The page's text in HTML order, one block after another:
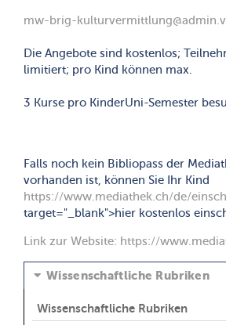
mw-brig-
Die Angebote sind kostenlos;
limitiert; pro Kind können max.
3 Kurse pro KinderUni-Semester
Falls noch kein Bibliopass der
vorhanden ist, können Sie Ihr Kind
https://www.mediathek.ch/de/
target="_blank">hier kostenlos
Link zur Website: https://
Wissenschaftliche Rubriken
Wissenschaftliche Rubriken